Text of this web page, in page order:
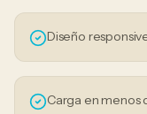
Diseño
Carga en menos